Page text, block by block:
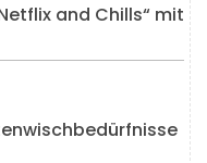
and Chills“ mit